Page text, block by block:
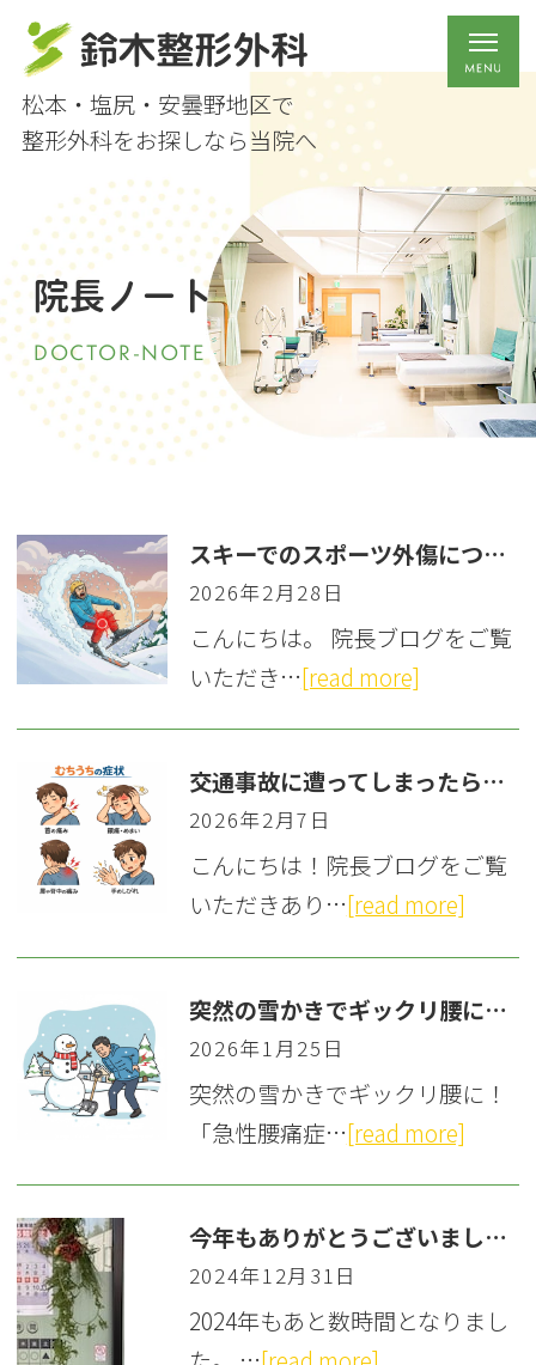
松本・塩尻・安曇野地区で
整形外科をお探しなら当院へ
院長ノート
DOCTOR-NOTE
スキーでのスポーツ外傷について
2026年2月28日
こんにちは。 院長ブログをご覧
いただき…[read more]
交通事故に遭ってしまったら…？治療の重要性と流れについて
2026年2月7日
こんにちは！院長ブログをご覧
いただきあり…[read more]
突然の雪かきでギックリ腰に！「急性腰痛症」の対策と予防
2026年1月25日
突然の雪かきでギックリ腰に！
「急性腰痛症…[read more]
今年もありがとうございました！
2024年12月31日
2024年もあと数時間となりまし